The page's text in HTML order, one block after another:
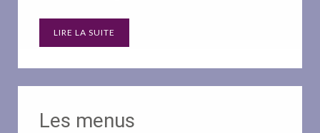
LIRE LA SUITE
Les menus